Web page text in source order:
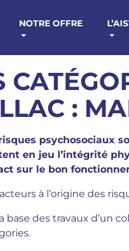
NOTRE OFFRE
:
psychosociaux
en jeu l’intégrité
sur le bon
à l’origine des
base des travaux d’un